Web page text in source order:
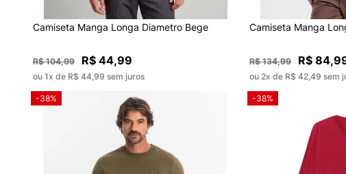
Camiseta Manga Longa Diametro Bege
R$ 104,99 R$ 44,99
ou 1x de R$ 44,99 sem juros
Camiseta Manga
R$ 134,99 R$
ou 2x de R$ 42,49 sem
-38% -38%